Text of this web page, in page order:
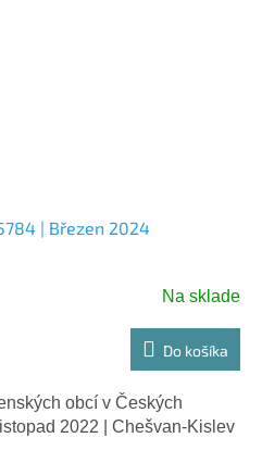
| Březen 2024
Na sklade
Do košíka
obcí v Českých
2022 | Chešvan-Kislev